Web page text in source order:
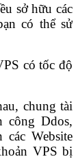
sở hữu các
có thể sử
có tốc độ
chung tài
công Ddos,
Website
VPS bị